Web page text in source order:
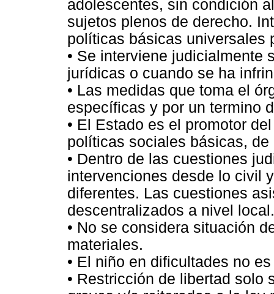
adolescentes, sin condición
sujetos plenos de derecho.
políticas básicas universales
• Se interviene judicialmente
jurídicas o cuando se ha
• Las medidas que toma el
específicas y por un termino
• El Estado es el promotor
políticas sociales básicas,
• Dentro de las cuestiones
intervenciones desde lo civil
diferentes. Las cuestiones
descentralizados a nivel local.
• No se considera situación
materiales.
• El niño en dificultades no
• Restricción de libertad solo